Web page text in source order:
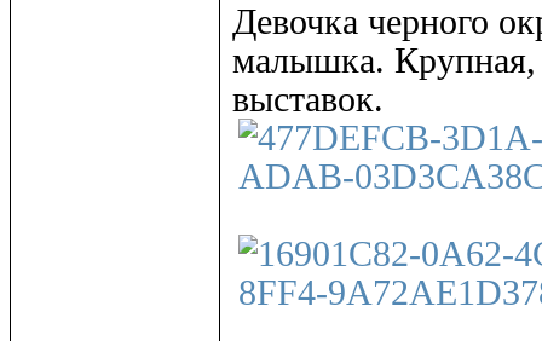
Девочка черного
малышка. Крупная,
выставок.